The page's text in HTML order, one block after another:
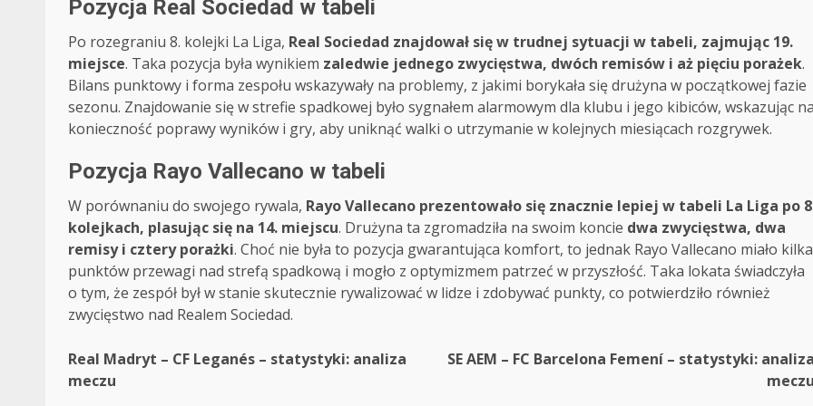
Pozycja Real Sociedad w tabeli
Po rozegraniu 8. kolejki La Liga, Real Sociedad znajdował się w trudnej sytuacji w tabeli, zajmując 19.
miejsce. Taka pozycja była wynikiem zaledwie jednego zwycięstwa, dwóch remisów i aż pięciu porażek.
Bilans punktowy i forma zespołu wskazywały na problemy, z jakimi borykała się drużyna w początkowej fazie
sezonu. Znajdowanie się w strefie spadkowej było sygnałem alarmowym dla klubu i jego kibiców, wskazując na
konieczność poprawy wyników i gry, aby uniknąć walki o utrzymanie w kolejnych miesiącach rozgrywek.
Pozycja Rayo Vallecano w tabeli
W porównaniu do swojego rywala, Rayo Vallecano prezentowało się znacznie lepiej w tabeli La Liga po 8
kolejkach, plasując się na 14. miejscu. Drużyna ta zgromadziła na swoim koncie dwa zwycięstwa, dwa
remisy i cztery porażki. Choć nie była to pozycja gwarantująca komfort, to jednak Rayo Vallecano miało kilka
punktów przewagi nad strefą spadkową i mogło z optymizmem patrzeć w przyszłość. Taka lokata świadczyła
o tym, że zespół był w stanie skutecznie rywalizować w lidze i zdobywać punkty, co potwierdziło również
zwycięstwo nad Realem Sociedad.
Post
Real Madryt – CF Leganés – statystyki: analiza
meczu
SE AEM – FC Barcelona Femení – statystyki: analiza
meczu